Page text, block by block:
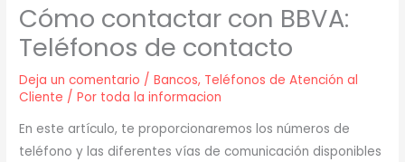
Cómo contactar con BBVA:
Teléfonos de contacto
Deja un comentario /Bancos, Teléfonos de Atención al
Cliente / Por toda la informacion
En este artículo, te proporcionaremos los números de
teléfono y las diferentes vías de comunicación disponibles